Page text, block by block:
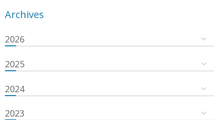
Archives
2026
2025
2024
2023